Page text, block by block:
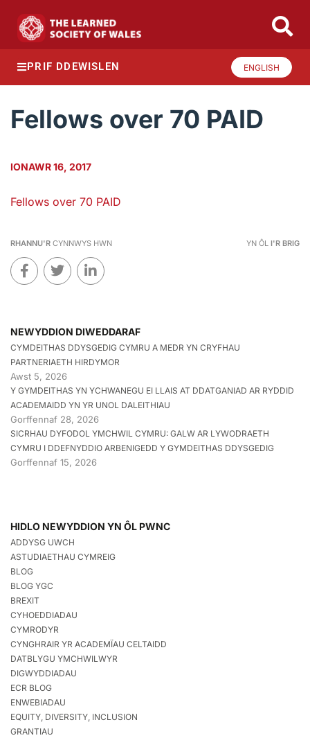
PRIF DDEWISLEN ENGLISH
Fellows over 70 PAID
IONAWR 16, 2017
Fellows over 70 PAID
RHANNU'R CYNNWYS HWN YN ÔL I'R BRIG
NEWYDDION DIWEDDARAF
CYMDEITHAS DDYSGEDIG CYMRU A MEDR YN CRYFHAU
PARTNERIAETH HIRDYMOR
Awst 5, 2026
Y GYMDEITHAS YN YCHWANEGU EI LLAIS AT DDATGANIAD AR RYDDID
ACADEMAIDD YN YR UNOL DALEITHIAU
Gorffennaf 28, 2026
SICRHAU DYFODOL YMCHWIL CYMRU: GALW AR LYWODRAETH
CYMRU I DDEFNYDDIO ARBENIGEDD Y GYMDEITHAS DDYSGEDIG
Gorffennaf 15, 2026
HIDLO NEWYDDION YN ÔL PWNC
ADDYSG UWCH
ASTUDIAETHAU CYMREIG
BLOG
BLOG YGC
BREXIT
CYHOEDDIADAU
CYMRODYR
CYNGHRAIR YR ACADEMÏAU CELTAIDD
DATBLYGU YMCHWILWYR
DIGWYDDIADAU
ECR BLOG
ENWEBIADAU
EQUITY, DIVERSITY, INCLUSION
GRANTIAU